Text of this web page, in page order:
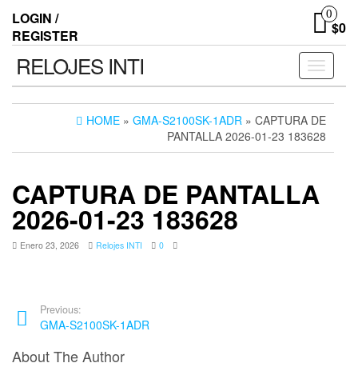
LOGIN /
REGISTER
0
$0
Toggle
RELOJES INTI
HOME » GMA-S2100SK-1ADR » CAPTURA DE
PANTALLA 2026-01-23 183628
CAPTURA DE PANTALLA
2026-01-23 183628
Enero 23, 2026 Relojes INTI 0
Previous:
GMA-S2100SK-1ADR
About The Author